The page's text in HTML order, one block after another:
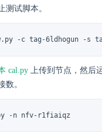
测试脚本。
-c tag-6ldhogun -s
cal.py 上传到节点，然后
数。
-n nfv-r1fiaiqz